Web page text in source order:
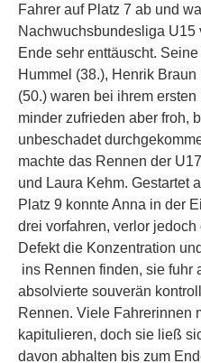
Fahrer auf Platz 7 ab und
Nachwuchsbundesliga
Ende sehr enttäuscht.
Hummel (38.), Henrik
(50.) waren bei ihrem
minder zufrieden aber froh,
unbeschadet
machte das Rennen der
und Laura Kehm. Gestartet
Platz 9 konnte Anna in der
drei vorfahren, verlor
Defekt die Konzentration
ins Rennen finden, sie fuhr
absolvierte souverän
Rennen. Viele Fahrerinnen
kapitulieren, doch sie ließ
davon abhalten bis zum